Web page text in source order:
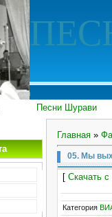
Песни Шурави
Главная »
05. Мы
[ Скачать с
Категория